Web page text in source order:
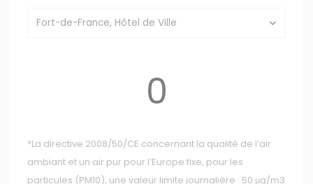
0
*La directive 2008/50/CE concernant la qualité de l’air
ambiant et un air pur pour l’Europe fixe, pour les
particules (PM10), une valeur limite journalière : 50 μg/m3
Ressources et publications